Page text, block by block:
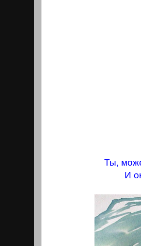
Ты,
И